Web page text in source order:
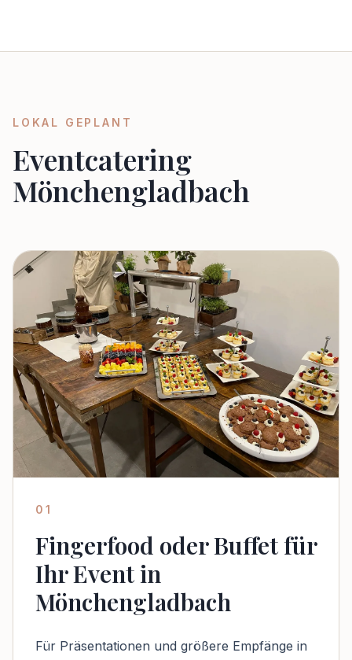
LOKAL GEPLANT
Eventcatering
Mönchengladbach
01
Fingerfood oder Buffet für
Ihr Event in
Mönchengladbach
Für Präsentationen und größere Empfänge in